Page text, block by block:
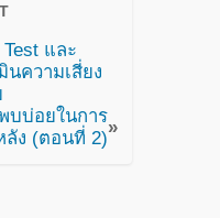
และ
นความเสี่ยง
บบ่อยในการ
ง (ตอนที่ 2)
»